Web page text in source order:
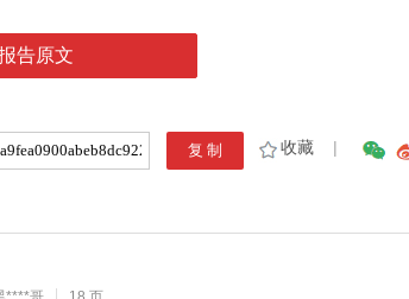
告原文
收藏 |